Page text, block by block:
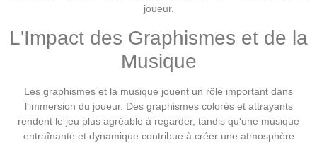
joueur.
L'Impact des Graphismes et de la
Musique
Les graphismes et la musique jouent un rôle important dans
l'immersion du joueur. Des graphismes colorés et attrayants
rendent le jeu plus agréable à regarder, tandis qu'une musique
entraînante et dynamique contribue à créer une atmosphère